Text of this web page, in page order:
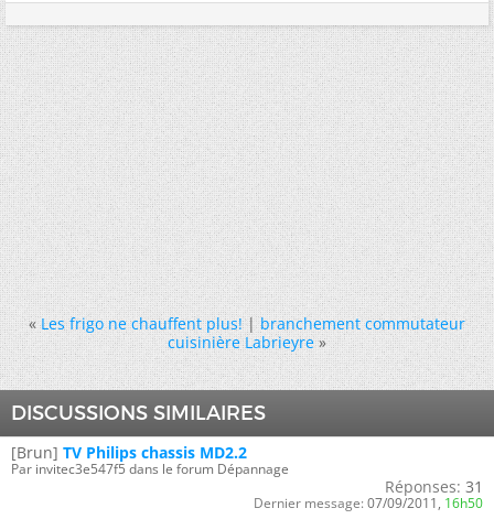
« Les frigo ne chauffent plus!|branchement commutateur
cuisinière Labrieyre »
DISCUSSIONS SIMILAIRES
[Brun] TV Philips chassis MD2.2
Par invitec3e547f5 dans le forum Dépannage
Réponses: 31
Dernier message: 07/09/2011, 16h50